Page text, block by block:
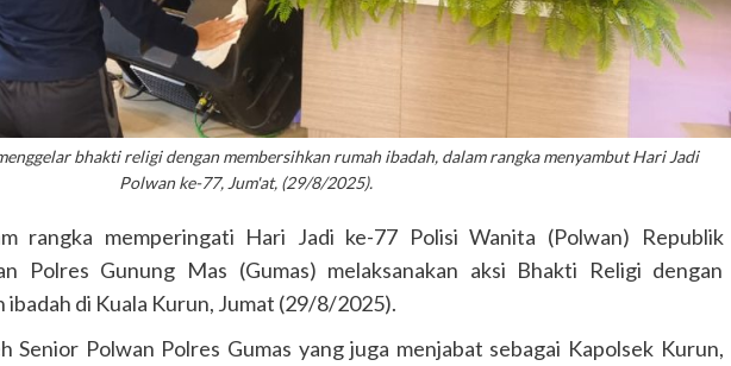
bhakti religi dengan membersihkan rumah ibadah, dalam rangka menyambut Hari Jadi
Polwan ke-77, Jum'at, (29/8/2025).
rangka memperingati Hari Jadi ke-77 Polisi Wanita (Polwan) Republik
Polres Gunung Mas (Gumas) melaksanakan aksi Bhakti Religi dengan
ibadah di Kuala Kurun, Jumat (29/8/2025).
Senior Polwan Polres Gumas yang juga menjabat sebagai Kapolsek Kurun,